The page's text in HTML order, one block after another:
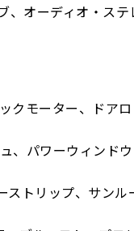
オーディオ・ステ
クモーター、ドア
、パワーウィンド
ストリップ、サンル